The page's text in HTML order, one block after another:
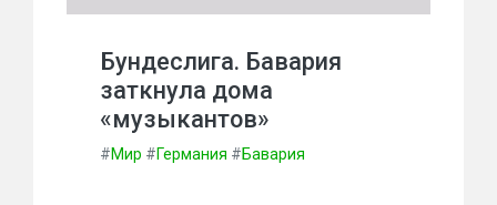
Бундеслига. Бавария
заткнула дома
«музыкантов»
#Мир #Германия #Бавария